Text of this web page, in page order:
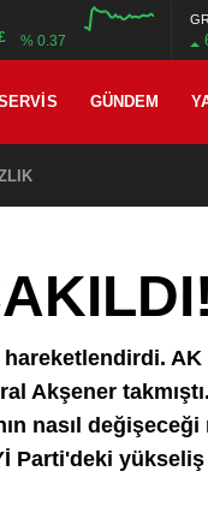
% 0.37
GÜNDEM
hareketlendirdi.
Akşener
nasıl
Parti'deki